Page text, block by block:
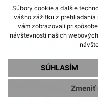
Súbory cookie a ďalšie
vášho zážitku z
vám zobrazovali
návštevnosti našich
SÚHLASÍM
Zmeniť